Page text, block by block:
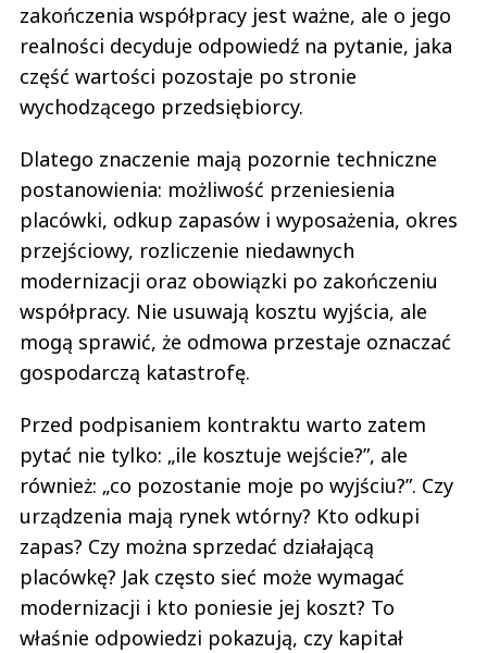
zakończenia współpracy jest ważne, ale o jego
realności decyduje odpowiedź na pytanie, jaka
część wartości pozostaje po stronie
wychodzącego przedsiębiorcy.
Dlatego znaczenie mają pozornie techniczne
postanowienia: możliwość przeniesienia
placówki, odkup zapasów i wyposażenia, okres
przejściowy, rozliczenie niedawnych
modernizacji oraz obowiązki po zakończeniu
współpracy. Nie usuwają kosztu wyjścia, ale
mogą sprawić, że odmowa przestaje oznaczać
gospodarczą katastrofę.
Przed podpisaniem kontraktu warto zatem
pytać nie tylko: „ile kosztuje wejście?”, ale
również: „co pozostanie moje po wyjściu?”. Czy
urządzenia mają rynek wtórny? Kto odkupi
zapas? Czy można sprzedać działającą
placówkę? Jak często sieć może wymagać
modernizacji i kto poniesie jej koszt? To
właśnie odpowiedzi pokazują, czy kapitał